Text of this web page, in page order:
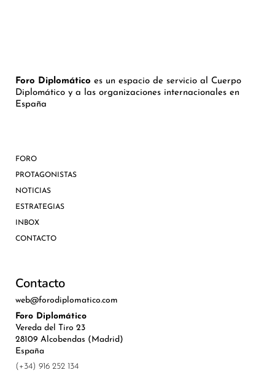
Foro Diplomático es un espacio de servicio al Cuerpo
Diplomático y a las organizaciones internacionales en
España
FORO
PROTAGONISTAS
NOTICIAS
ESTRATEGIAS
INBOX
CONTACTO
Contacto
web@forodiplomatico.com
Foro Diplomático
Vereda del Tiro 23
28109 Alcobendas (Madrid)
España
(+34) 916 252 134